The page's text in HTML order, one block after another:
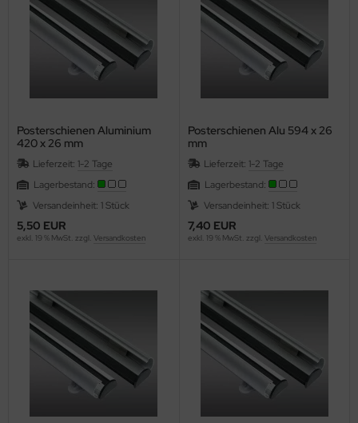
Posterschienen Aluminium
420 x 26 mm
Lieferzeit: 1-2 Tage
Lagerbestand:
Versandeinheit: 1 Stück
5,50 EUR
exkl. 19 % MwSt. zzgl. Versandkosten
Posterschienen Alu 594 x 26
mm
Lieferzeit: 1-2 Tage
Lagerbestand:
Versandeinheit: 1 Stück
7,40 EUR
exkl. 19 % MwSt. zzgl. Versandkosten
Nuten & Perforieren
IDEAL
/ Squarefold
& Stanzgeräte
secabo, Rollen-Schneidplotter
u. Bindemaschinen
IDEAL
für Schreibtischblocks
Cellophanieren
- Sublimationspapier